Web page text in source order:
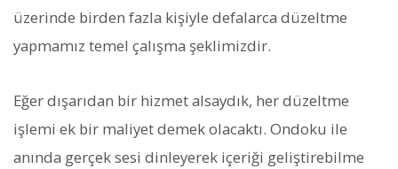
üzerinde birden fazla kişiyle defalarca düzeltme
yapmamız temel çalışma şeklimizdir.
Eğer dışarıdan bir hizmet alsaydık, her düzeltme
işlemi ek bir maliyet demek olacaktı. Ondoku ile
anında gerçek sesi dinleyerek içeriği geliştirebilme